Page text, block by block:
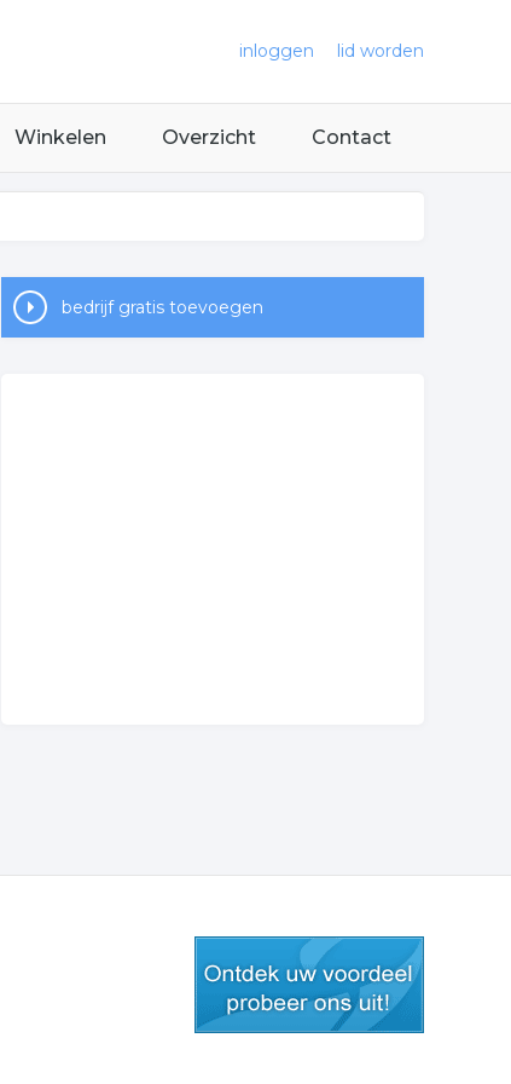
inloggen lid worden
Winkelen Overzicht Contact
bedrijf gratis toevoegen